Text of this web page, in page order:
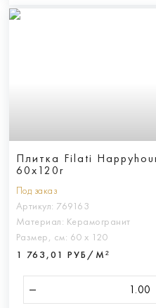
Плитка Filati
60x120r
Под заказ
Артикул: 769163
Материал: Керамогранит
Размер, см: 60 х 120
1 763,01 РУБ/М²